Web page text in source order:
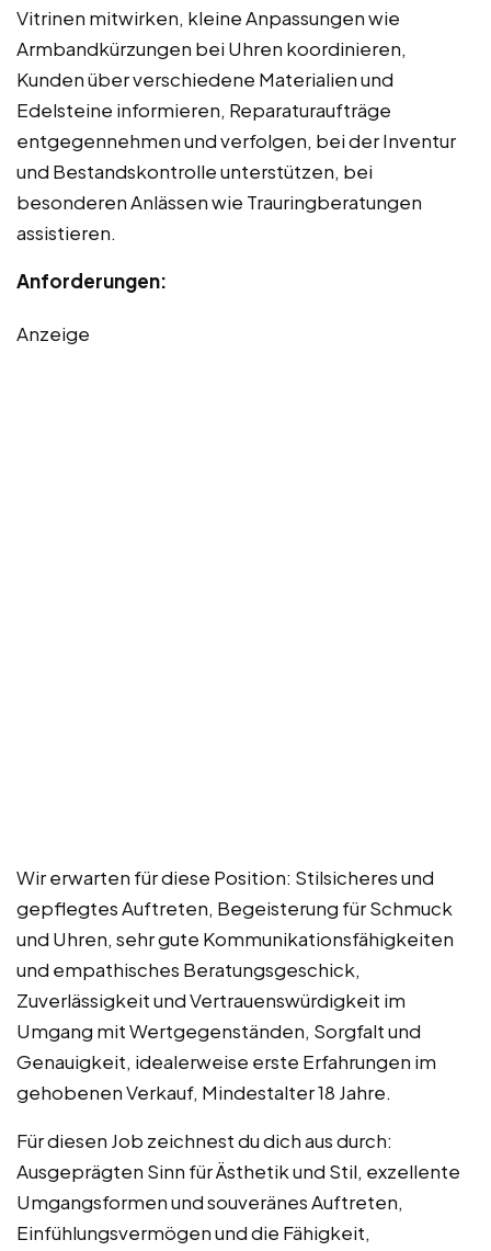
Vitrinen mitwirken, kleine Anpassungen wie
Armbandkürzungen bei Uhren koordinieren,
Kunden über verschiedene Materialien und
Edelsteine informieren, Reparaturaufträge
entgegennehmen und verfolgen, bei der Inventur
und Bestandskontrolle unterstützen, bei
besonderen Anlässen wie Trauringberatungen
assistieren.
Anforderungen:
Anzeige
Wir erwarten für diese Position: Stilsicheres und
gepflegtes Auftreten, Begeisterung für Schmuck
und Uhren, sehr gute Kommunikationsfähigkeiten
und empathisches Beratungsgeschick,
Zuverlässigkeit und Vertrauenswürdigkeit im
Umgang mit Wertgegenständen, Sorgfalt und
Genauigkeit, idealerweise erste Erfahrungen im
gehobenen Verkauf, Mindestalter 18 Jahre.
Für diesen Job zeichnest du dich aus durch:
Ausgeprägten Sinn für Ästhetik und Stil, exzellente
Umgangsformen und souveränes Auftreten,
Einfühlungsvermögen und die Fähigkeit,